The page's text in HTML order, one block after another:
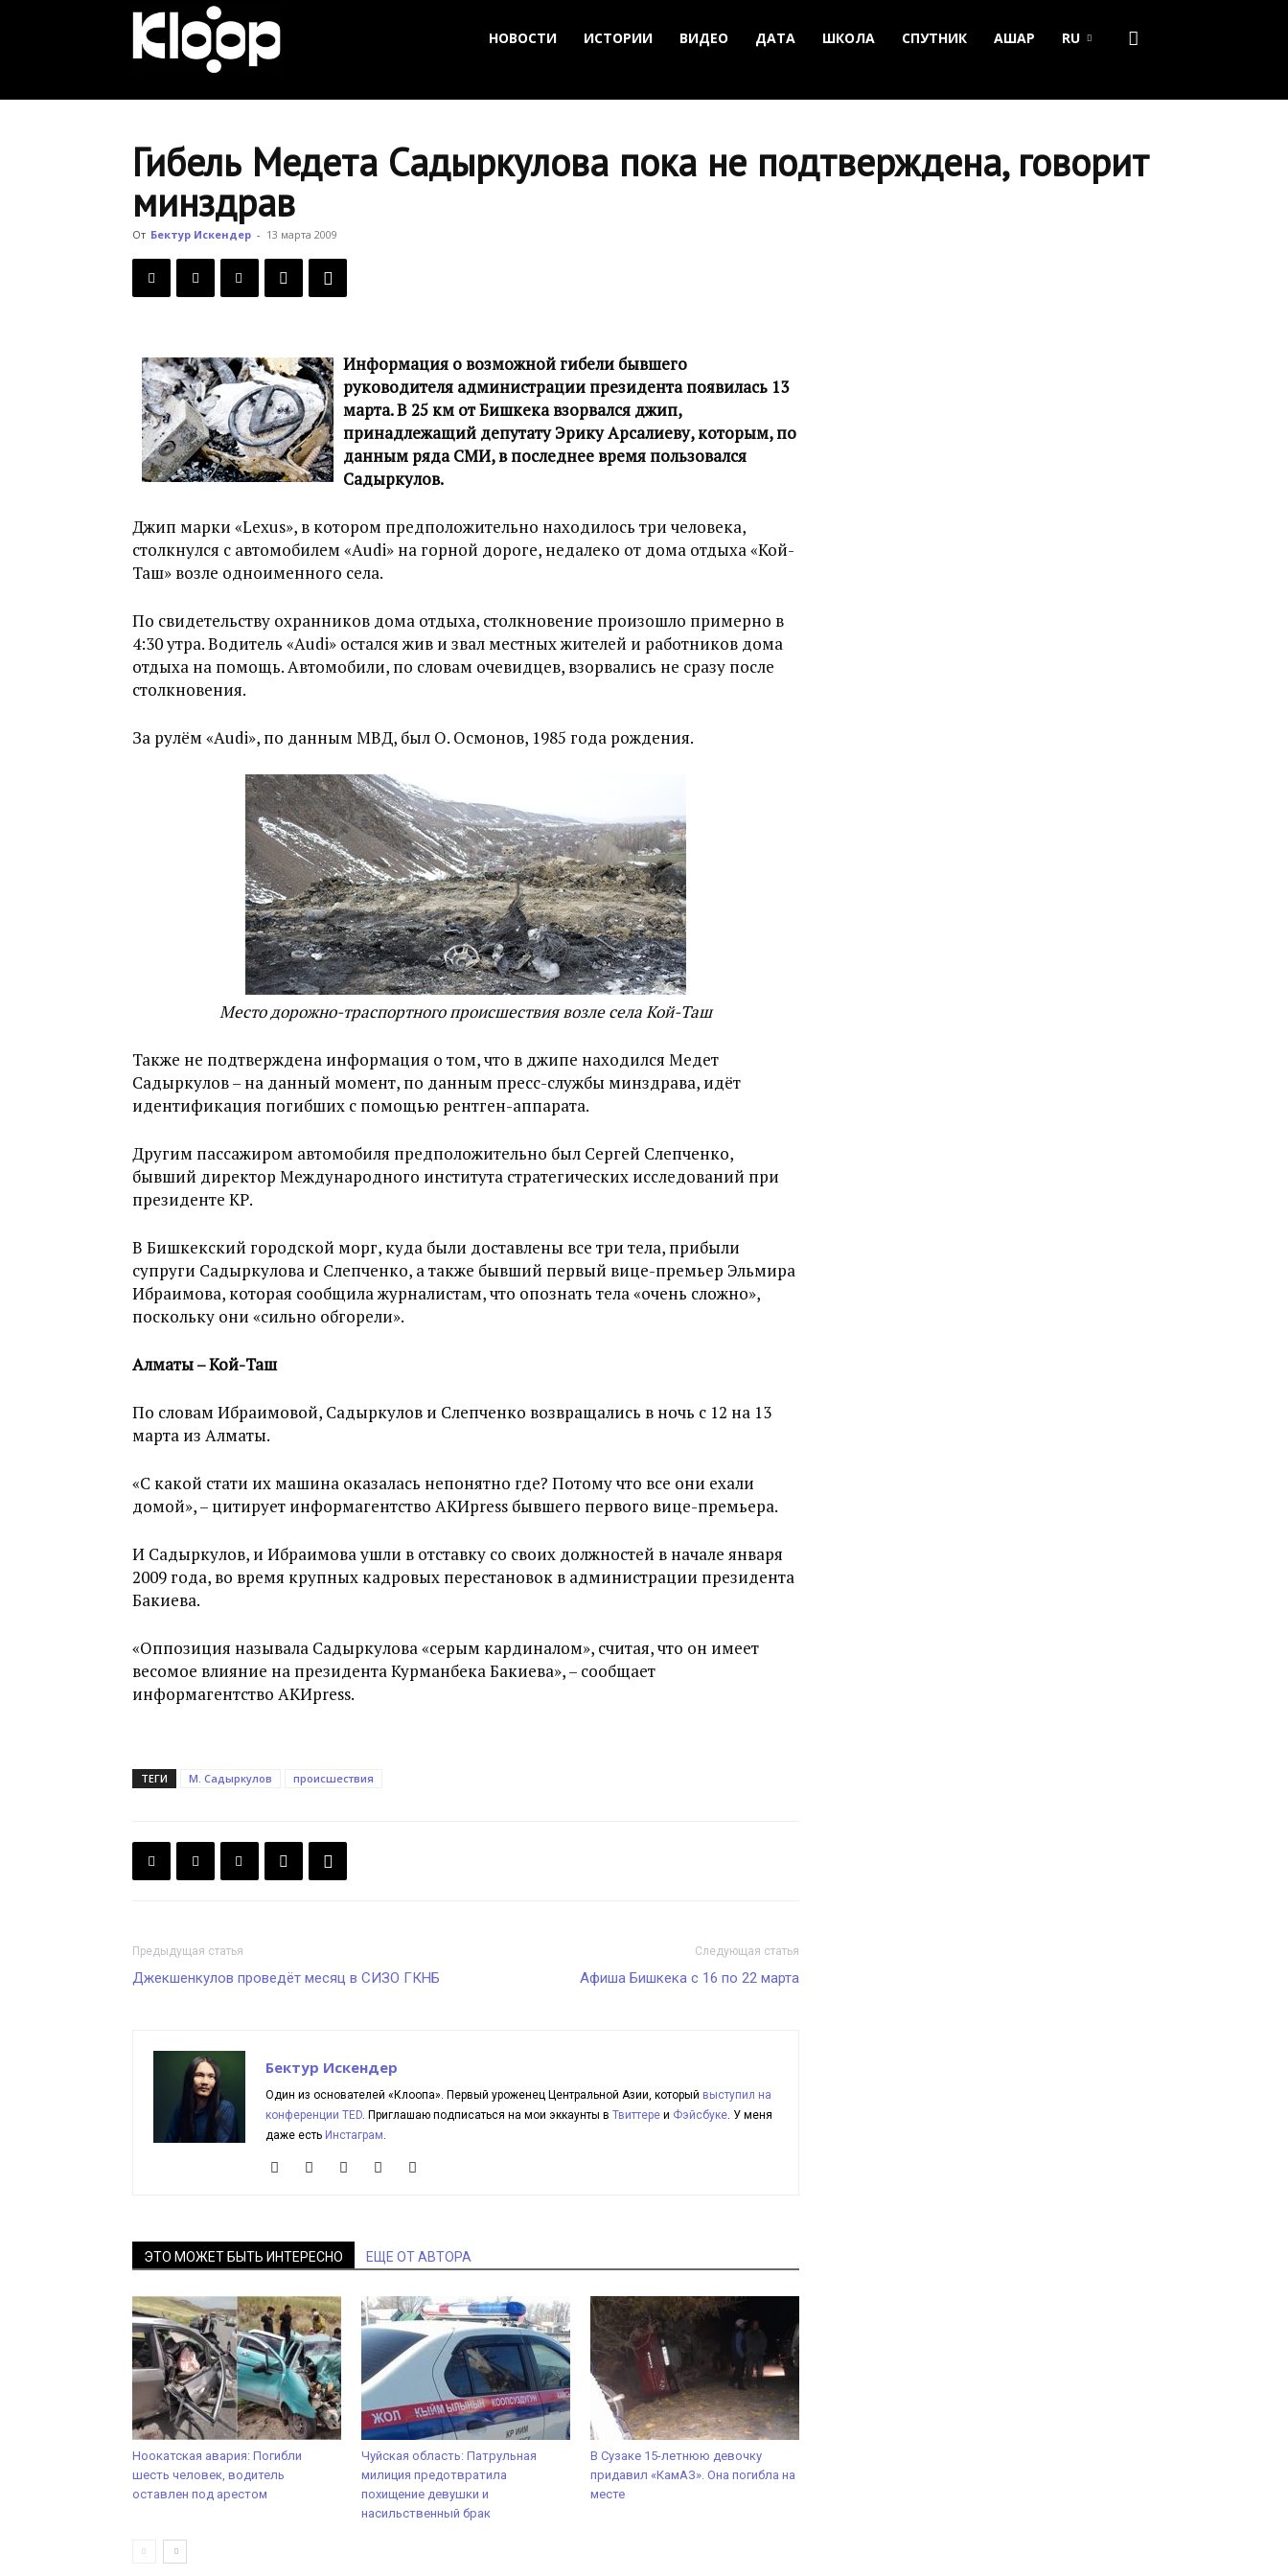
Новости
Кыргызстана
НОВОСТИ ИСТОРИИ ВИДЕО ДАТА ШКОЛА СПУТНИК АШАР RU
Гибель Медета Садыркулова пока не подтверждена, говорит
минздрав
От Бектур Искендер - 13 марта 2009
Информация о возможной гибели бывшего
руководителя администрации президента появилась 13
марта. В 25 км от Бишкека взорвался джип,
принадлежащий депутату Эрику Арсалиеву, которым, по
данным ряда СМИ, в последнее время пользовался
Садыркулов.
Джип марки «Lexus», в котором предположительно находилось три человека,
столкнулся с автомобилем «Audi» на горной дороге, недалеко от дома отдыха «Кой-
Таш» возле одноименного села.
По свидетельству охранников дома отдыха, столкновение произошло примерно в
4:30 утра. Водитель «Audi» остался жив и звал местных жителей и работников дома
отдыха на помощь. Автомобили, по словам очевидцев, взорвались не сразу после
столкновения.
За рулём «Audi», по данным МВД, был О. Осмонов, 1985 года рождения.
Место дорожно-траспортного происшествия возле села Кой-Таш
Также не подтверждена информация о том, что в джипе находился Медет
Садыркулов – на данный момент, по данным пресс-службы минздрава, идёт
идентификация погибших с помощью рентген-аппарата.
Другим пассажиром автомобиля предположительно был Сергей Слепченко,
бывший директор Международного института стратегических исследований при
президенте КР.
В Бишкекский городской морг, куда были доставлены все три тела, прибыли
супруги Садыркулова и Слепченко, а также бывший первый вице-премьер Эльмира
Ибраимова, которая сообщила журналистам, что опознать тела «очень сложно»,
поскольку они «сильно обгорели».
Алматы – Кой-Таш
По словам Ибраимовой, Садыркулов и Слепченко возвращались в ночь с 12 на 13
марта из Алматы.
«С какой стати их машина оказалась непонятно где? Потому что все они ехали
домой», – цитирует информагентство АКИpress бывшего первого вице-премьера.
И Садыркулов, и Ибраимова ушли в отставку со своих должностей в начале января
2009 года, во время крупных кадровых перестановок в администрации президента
Бакиева.
«Оппозиция называла Садыркулова «серым кардиналом», считая, что он имеет
весомое влияние на президента Курманбека Бакиева», – сообщает
информагентство АКИpress.
ТЕГИ М. Садыркулов происшествия
Предыдущая статья
Джекшенкулов проведёт месяц в СИЗО ГКНБ
Следующая статья
Афиша Бишкека с 16 по 22 марта
Бектур Искендер
Один из основателей «Клоопа». Первый уроженец Центральной Азии, который выступил на
конференции TED. Приглашаю подписаться на мои эккаунты в Твиттере и Фэйсбуке. У меня
даже есть Инстаграм.
ЭТО МОЖЕТ БЫТЬ ИНТЕРЕСНО ЕЩЕ ОТ АВТОРА
Ноокатская авария: Погибли
шесть человек, водитель
оставлен под арестом
Чуйская область: Патрульная
милиция предотвратила
похищение девушки и
насильственный брак
В Сузаке 15-летнюю девочку
придавил «КамАЗ». Она погибла на
месте